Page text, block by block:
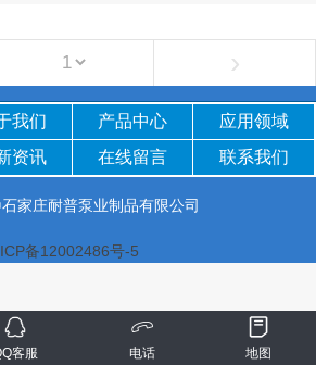
›
我们 产品中心
应用领域
资讯 在线留言 联系我们
家庄耐普泵业制品有限公司
备12002486号-5
客服 电话 地图